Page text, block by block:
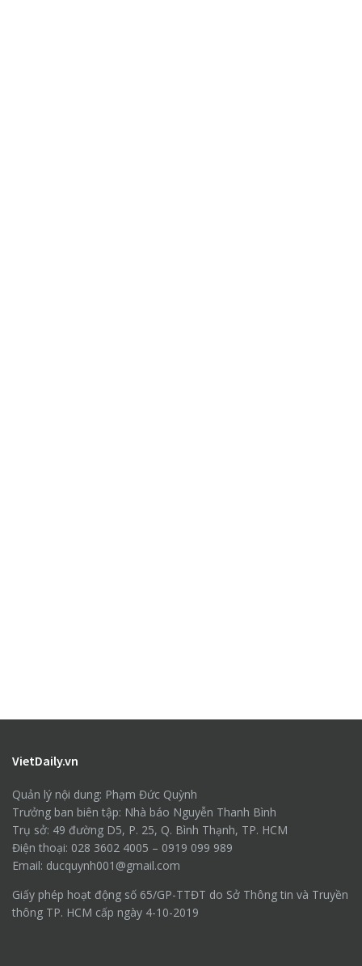
VietDaily.vn
Quản lý nội dung: Phạm Đức Quỳnh
Trưởng ban biên tập: Nhà báo Nguyễn Thanh Bình
Trụ sở: 49 đường D5, P. 25, Q. Bình Thạnh, TP. HCM
Điện thoại: 028 3602 4005 – 0919 099 989
Email: ducquynh001@gmail.com
Giấy phép hoạt động số 65/GP-TTĐT do Sở Thông tin và Truyền
thông TP. HCM cấp ngày 4-10-2019